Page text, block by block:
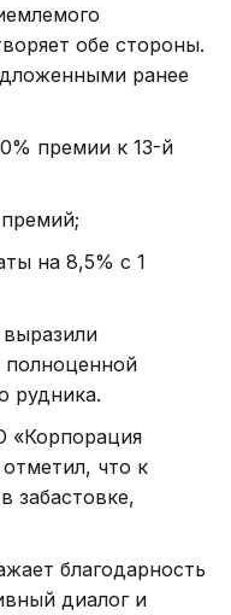
обе стороны.
ранее
премии к 13-й
на 8,5% с 1
полноценной
рудника.
«Корпорация
что к
забастовке,
благодарность
диалог и